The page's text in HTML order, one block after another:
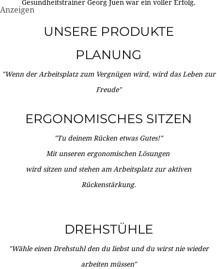
Gesundheitstrainer Georg Juen war ein voller Erfolg.
Anzeigen
UNSERE PRODUKTE
PLANUNG
"Wenn der Arbeitsplatz zum Vergnügen wird, wird das Leben zur
Freude"
ERGONOMISCHES SITZEN
"Tu deinem Rücken etwas Gutes!"
Mit unseren ergonomischen Lösungen
wird sitzen und stehen am Arbeitsplatz zur aktiven
Rückenstärkung.
DREHSTÜHLE
"Wähle einen Drehstuhl den du liebst und du wirst nie wieder
arbeiten müssen"